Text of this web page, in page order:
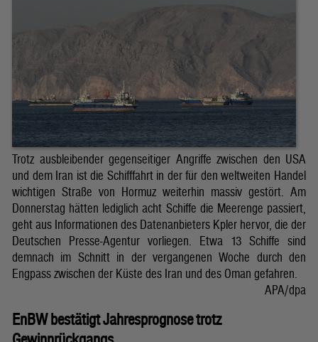
Trotz ausbleibender gegenseitiger Angriffe zwischen den USA
und dem Iran ist die Schifffahrt in der für den weltweiten Handel
wichtigen Straße von Hormuz weiterhin massiv gestört. Am
Donnerstag hätten lediglich acht Schiffe die Meerenge passiert,
geht aus Informationen des Datenanbieters Kpler hervor, die der
Deutschen Presse-Agentur vorliegen. Etwa 13 Schiffe sind
demnach im Schnitt in der vergangenen Woche durch den
Engpass zwischen der Küste des Iran und des Oman gefahren.
APA/dpa
EnBW bestätigt Jahresprognose trotz